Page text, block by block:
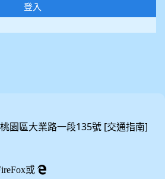
登入
園區大業路一段135號 [交通指南]
或